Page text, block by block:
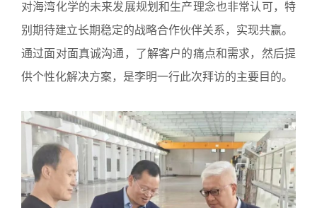
对海湾化学的未来发展规划和生产理念也非常认可，特
别期待建立长期稳定的战略合作伙伴关系，实现共赢。
通过面对面真诚沟通，了解客户的痛点和需求，然后提
供个性化解决方案，是李明一行此次拜访的主要目的。